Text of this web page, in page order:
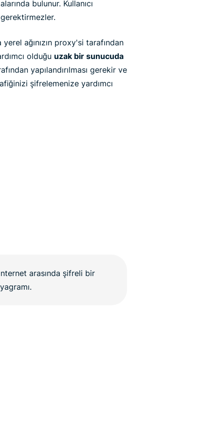
bulunur. Kullanıcı
ağınızın proxy'si tarafından
olduğu uzak bir sunucuda
yapılandırılması gerekir ve
şifrelemenize yardımcı